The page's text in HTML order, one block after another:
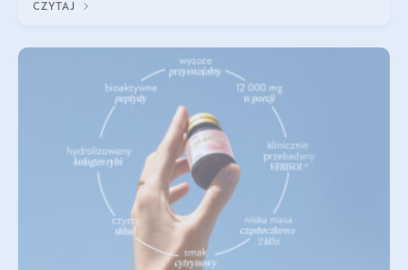
CZYTAJ